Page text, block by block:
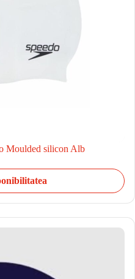
Moulded silicon Alb